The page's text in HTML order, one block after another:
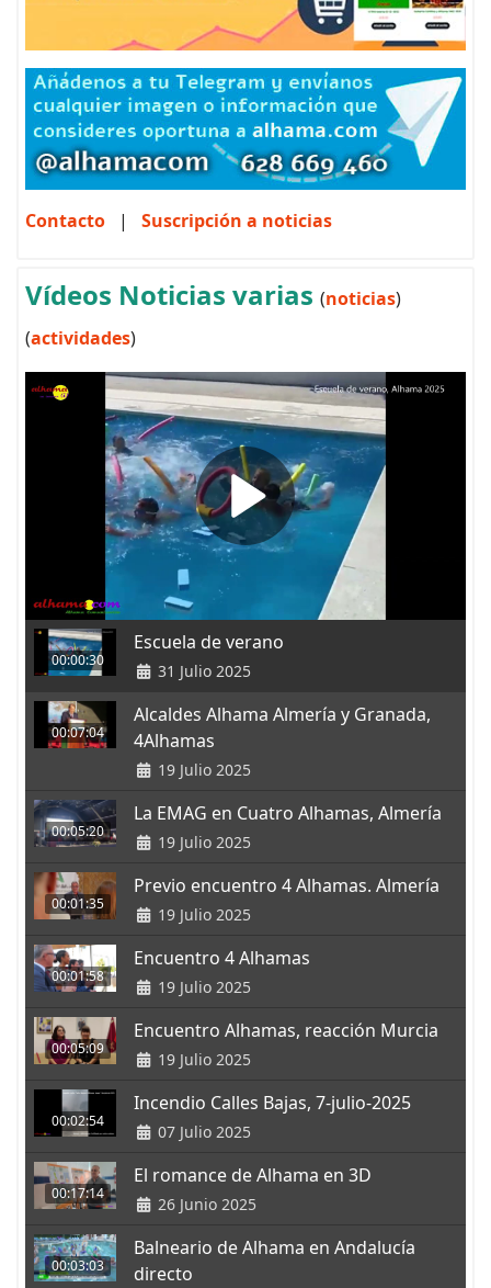
Contacto | Suscripción a noticias
Vídeos Noticias varias (noticias)
(actividades)
00:00:30
Escuela de verano
31 Julio 2025
00:07:04
Alcaldes Alhama Almería y Granada,
4Alhamas
19 Julio 2025
00:05:20
La EMAG en Cuatro Alhamas, Almería
19 Julio 2025
00:01:35
Previo encuentro 4 Alhamas. Almería
19 Julio 2025
00:01:58
Encuentro 4 Alhamas
19 Julio 2025
00:05:09
Encuentro Alhamas, reacción Murcia
19 Julio 2025
00:02:54
Incendio Calles Bajas, 7-julio-2025
07 Julio 2025
00:17:14
El romance de Alhama en 3D
26 Junio 2025
00:03:03
Balneario de Alhama en Andalucía
directo